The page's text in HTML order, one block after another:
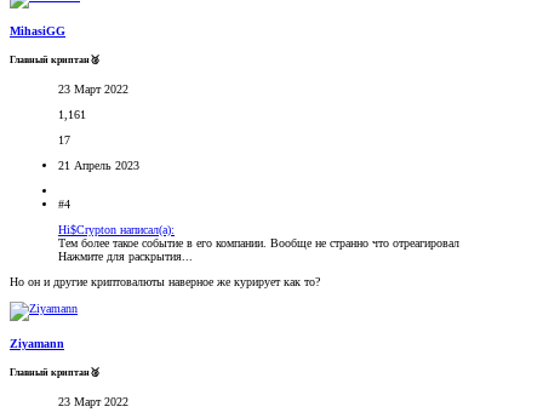
MihasiGG
Главный криптан🥈
23 Март 2022
1,161
17
21 Апрель 2023
#4
Hi$Crypton написал(а):
Тем более такое событие в его компании. Вообще не странно что отреагировал
Нажмите для раскрытия...
Но он и другие криптовалюты наверное же курирует как то?
Ziyamann
Главный криптан🥈
23 Март 2022